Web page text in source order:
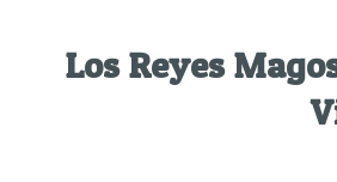
Los Reyes